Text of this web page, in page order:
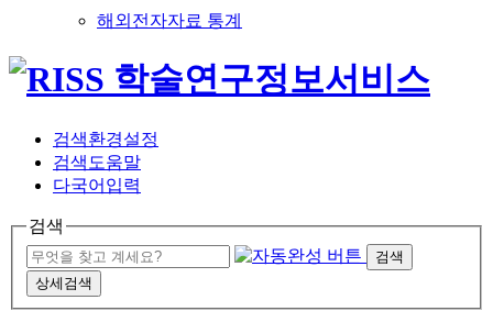
해외전자자료 통계
검색환경설정
검색도움말
다국어입력
검색
검색
상세검색